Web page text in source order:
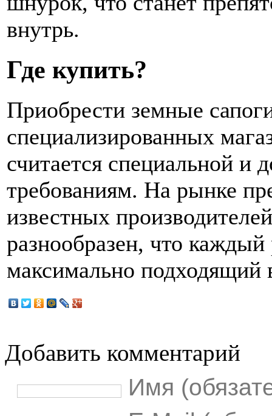
внутрь.
Где купить?
Приобрести земные
специализированных
считается специальной и
требованиям. На рынке
известных
разнообразен, что
максимально подходящий
Добавить комментарий
Имя